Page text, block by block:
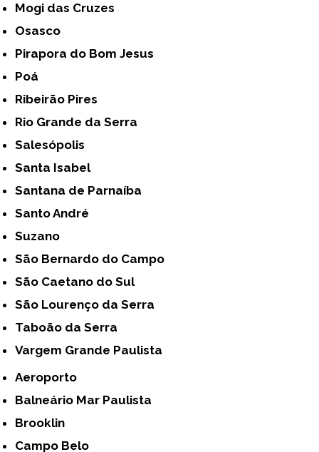
Mogi das Cruzes
Osasco
Pirapora do Bom Jesus
Poá
Ribeirão Pires
Rio Grande da Serra
Salesópolis
Santa Isabel
Santana de Parnaíba
Santo André
Suzano
São Bernardo do Campo
São Caetano do Sul
São Lourenço da Serra
Taboão da Serra
Vargem Grande Paulista
Aeroporto
Balneário Mar Paulista
Brooklin
Campo Belo